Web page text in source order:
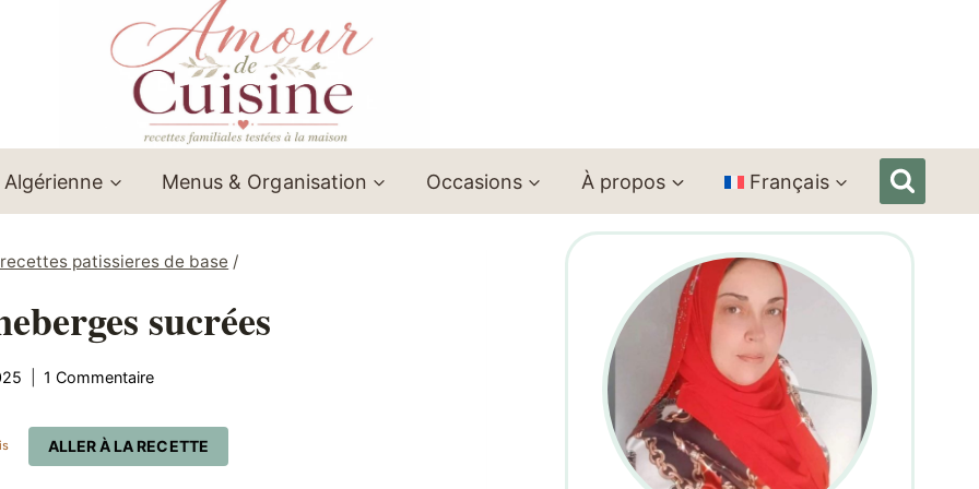
Algérienne Menus & Organisation Occasions À propos Français
recettes patissieres de base /
sucrées
1 Commentaire
ALLER À LA RECETTE